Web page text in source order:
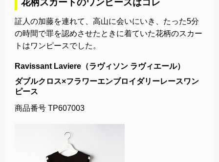
証人の加藤を連れて、高山に会いにいき、たった5分
の時間で罪を認めさせたときに着ていた花柄のスカー
トはワンピースでした。
Ravissant Laviere（ラヴィソン ラヴィエール）
ダブルクロス×フラワーエンブロイダリーレースワン
ピース
商品番号 TP607003